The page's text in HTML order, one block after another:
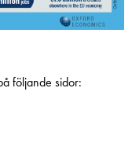
följande sidor: